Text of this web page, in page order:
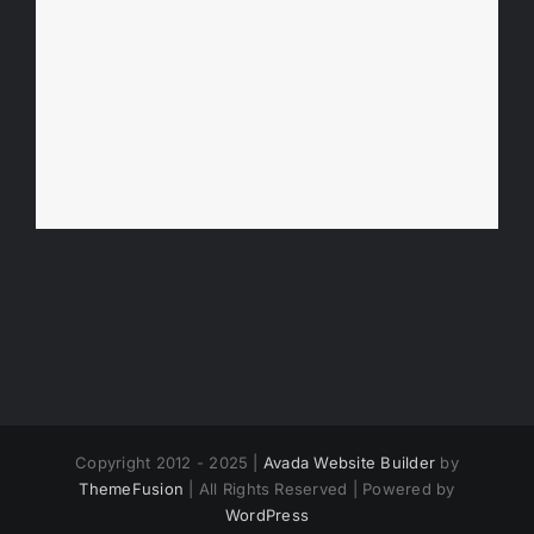
Copyright 2012 - 2025 | Avada Website Builder by
ThemeFusion | All Rights Reserved | Powered by
WordPress